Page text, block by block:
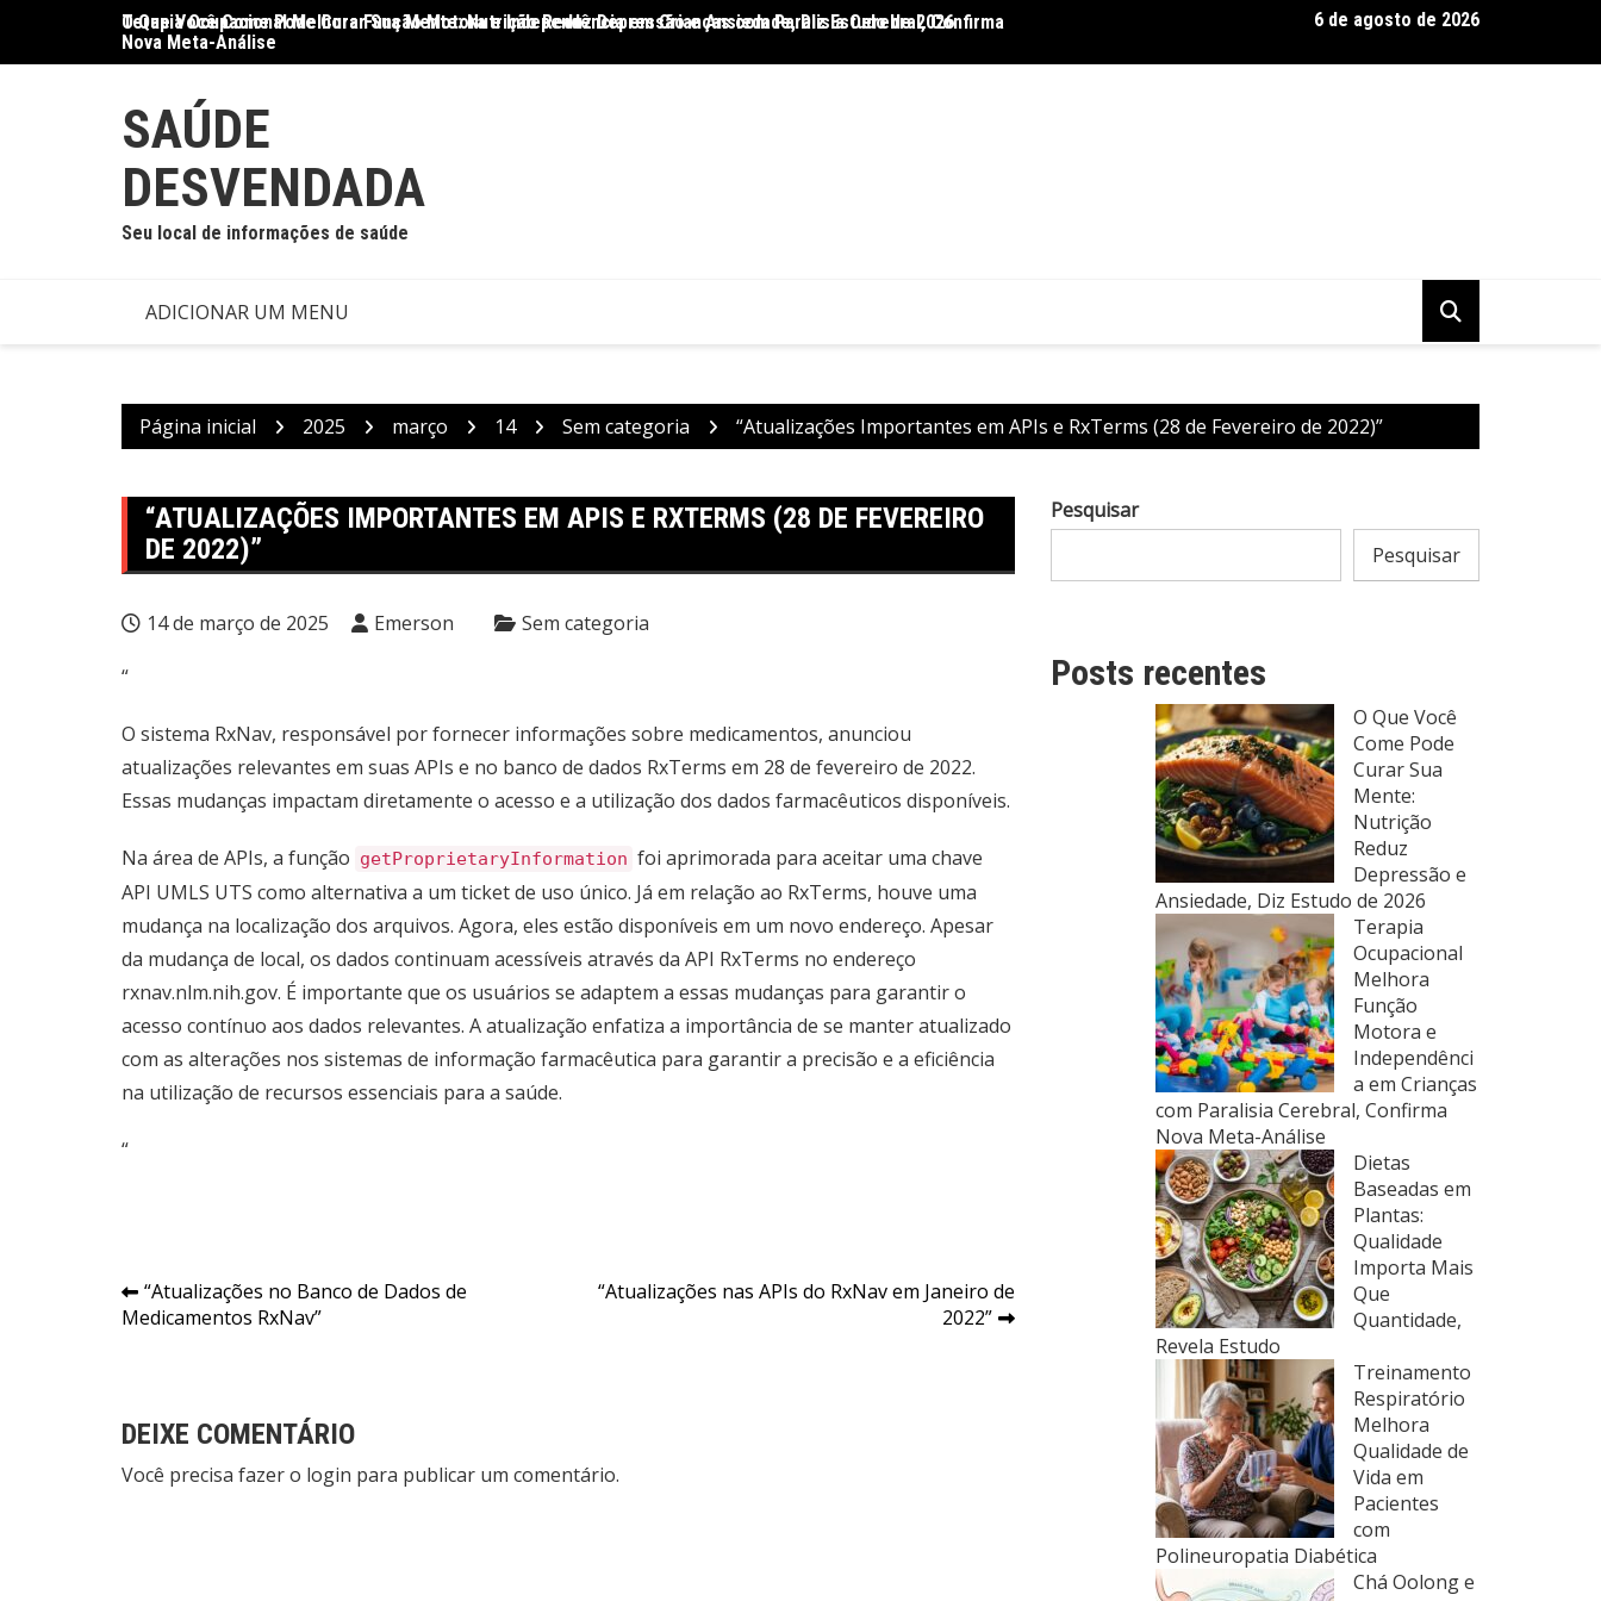
o
O Que Você Come Pode Curar Sua Mente: Nutrição Reduz Depressão e Ansiedade, Diz Estudo de 2026
Terapia Ocupacional Melhora Função Motora e Independência em Crianças com Paralisia Cerebral, Confirma
Nova Meta-Análise
Dietas Baseadas em Plantas: Qualidade Importa Mais Que Quantidade,
6 de agosto de 2026
SAÚDE
DESVENDADA
Seu local de informações de saúde
ADICIONAR UM MENU
Página inicial 2025 março 14 Sem categoria “Atualizações Importantes em APIs e RxTerms (28 de Fevereiro de 2022)”
“ATUALIZAÇÕES IMPORTANTES EM APIS E RXTERMS (28 DE FEVEREIRO
DE 2022)”
14 de março de 2025 Emerson Sem categoria
“
O sistema RxNav, responsável por fornecer informações sobre medicamentos, anunciou
atualizações relevantes em suas APIs e no banco de dados RxTerms em 28 de fevereiro de 2022.
Essas mudanças impactam diretamente o acesso e a utilização dos dados farmacêuticos disponíveis.
Na área de APIs, a função getProprietaryInformation foi aprimorada para aceitar uma chave
API UMLS UTS como alternativa a um ticket de uso único. Já em relação ao RxTerms, houve uma
mudança na localização dos arquivos. Agora, eles estão disponíveis em um novo endereço. Apesar
da mudança de local, os dados continuam acessíveis através da API RxTerms no endereço
rxnav.nlm.nih.gov. É importante que os usuários se adaptem a essas mudanças para garantir o
acesso contínuo aos dados relevantes. A atualização enfatiza a importância de se manter atualizado
com as alterações nos sistemas de informação farmacêutica para garantir a precisão e a eficiência
na utilização de recursos essenciais para a saúde.
“
Navegação
de
“Atualizações no Banco de Dados de
Medicamentos RxNav”
“Atualizações nas APIs do RxNav em Janeiro de
2022”
DEIXE COMENTÁRIO
Você precisa fazer o login para publicar um comentário.
Pesquisar
Pesquisar
Posts recentes
O Que Você
Come Pode
Curar Sua
Mente:
Nutrição
Reduz
Depressão e
Ansiedade, Diz Estudo de 2026
Terapia
Ocupacional
Melhora
Função
Motora e
Independênci
a em Crianças
com Paralisia Cerebral, Confirma
Nova Meta-Análise
Dietas
Baseadas em
Plantas:
Qualidade
Importa Mais
Que
Quantidade,
Revela Estudo
Treinamento
Respiratório
Melhora
Qualidade de
Vida em
Pacientes
com
Polineuropatia Diabética
Chá Oolong e